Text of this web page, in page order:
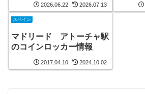
2026.06.22 2026.07.13
スペイン
マドリード アトーチャ駅
のコインロッカー情報
2017.04.10 2024.10.02